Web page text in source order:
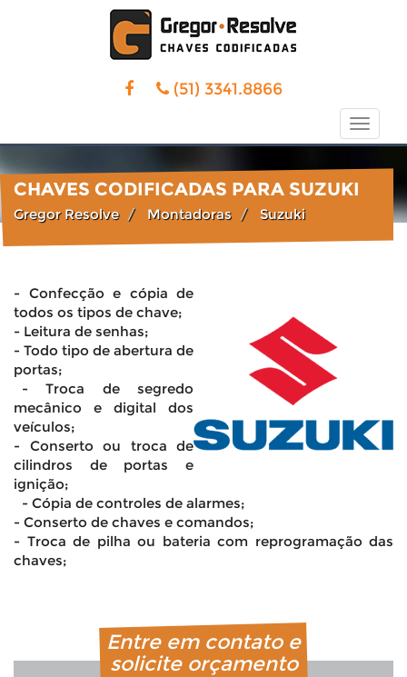
(51) 3341.8866
Toggle
CHAVES CODIFICADAS PARA SUZUKI
Gregor Resolve Montadoras Suzuki
- Confecção e cópia de
todos os tipos de chave;
- Leitura de senhas;
- Todo tipo de abertura de
portas;
- Troca de segredo
mecânico e digital dos
veículos;
- Conserto ou troca de
cilindros de portas e
ignição;
- Cópia de controles de alarmes;
- Conserto de chaves e comandos;
- Troca de pilha ou bateria com reprogramação das
chaves;
Entre em contato e
solicite orçamento